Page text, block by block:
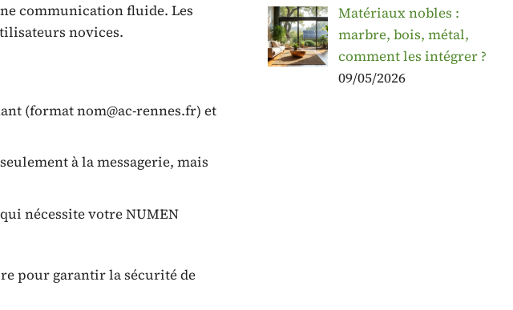
communication fluide. Les
novices.
(formatnom@ac-rennes.fr) et
à la messagerie, mais
nécessite votre NUMEN
pour garantir la sécurité de
Matériaux nobles :
marbre, bois, métal,
comment les intégrer ?
09/05/2026